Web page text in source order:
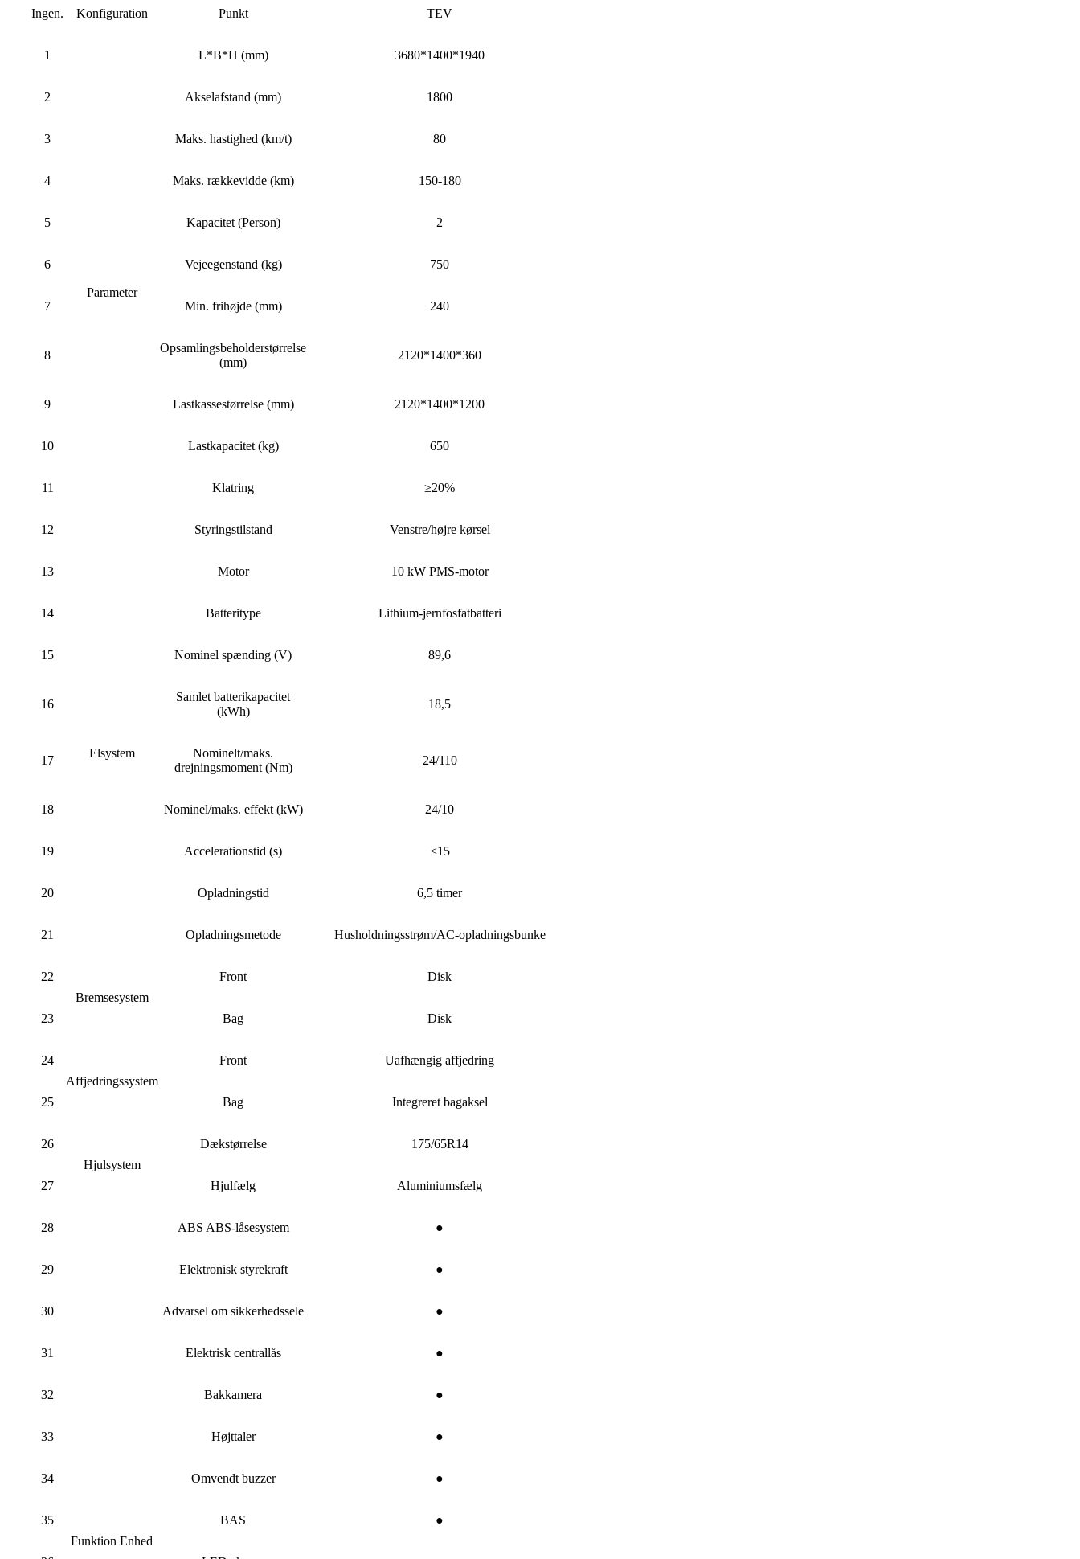
Ingen. Konfiguration Punkt TEV
1
Parameter
L*B*H (mm) 3680*1400*1940
2 Akselafstand (mm) 1800
3 Maks. hastighed (km/t) 80
4 Maks. rækkevidde (km) 150-180
5 Kapacitet (Person) 2
6 Vejeegenstand (kg) 750
7 Min. frihøjde (mm) 240
8
Opsamlingsbeholderstørrelse
(mm)
2120*1400*360
9 Lastkassestørrelse (mm) 2120*1400*1200
10 Lastkapacitet (kg) 650
11 Klatring ≥20%
12 Styringstilstand Venstre/højre kørsel
13
Elsystem
Motor 10 kW PMS-motor
14 Batteritype Lithium-jernfosfatbatteri
15 Nominel spænding (V) 89,6
16
Samlet batterikapacitet
(kWh)
18,5
17
Nominelt/maks.
drejningsmoment (Nm)
24/110
18 Nominel/maks. effekt (kW) 24/10
19 Accelerationstid (s) <15
20 Opladningstid 6,5 timer
21 Opladningsmetode Husholdningsstrøm/AC-opladningsbunke
22
Bremsesystem
Front Disk
23 Bag Disk
24
Affjedringssystem
Front Uafhængig affjedring
25 Bag Integreret bagaksel
26
Hjulsystem
Dækstørrelse 175/65R14
27 Hjulfælg Aluminiumsfælg
28
Funktion Enhed
ABS ABS-låsesystem ●
29 Elektronisk styrekraft ●
30 Advarsel om sikkerhedssele ●
31 Elektrisk centrallås ●
32 Bakkamera ●
33 Højttaler ●
34 Omvendt buzzer ●
35 BAS ●